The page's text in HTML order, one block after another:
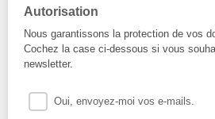
Autorisation
Nous garantissons la protection de vos
Cochez la case ci-dessous si vous
newsletter.
Oui, envoyez-moi vos e-mails.